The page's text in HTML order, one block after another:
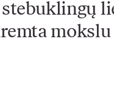
stebuklingų